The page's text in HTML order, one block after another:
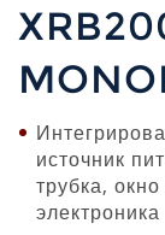
источник
трубка,
электроника